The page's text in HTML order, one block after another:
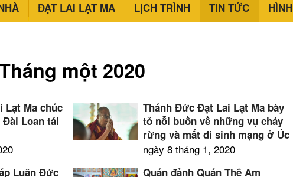
ĐẠT LAI LẠT MA LỊCH TRÌNH TIN TỨC HÌNH
một 2020
Lạt Ma chúc
Loan tái
Thánh Đức Đạt Lai Lạt Ma bày
tỏ nỗi buồn về những vụ cháy
rừng và mất đi sinh mạng ở Úc
ngày 8 tháng 1, 2020
Luân Đức
Quán đảnh Quán Thế Âm